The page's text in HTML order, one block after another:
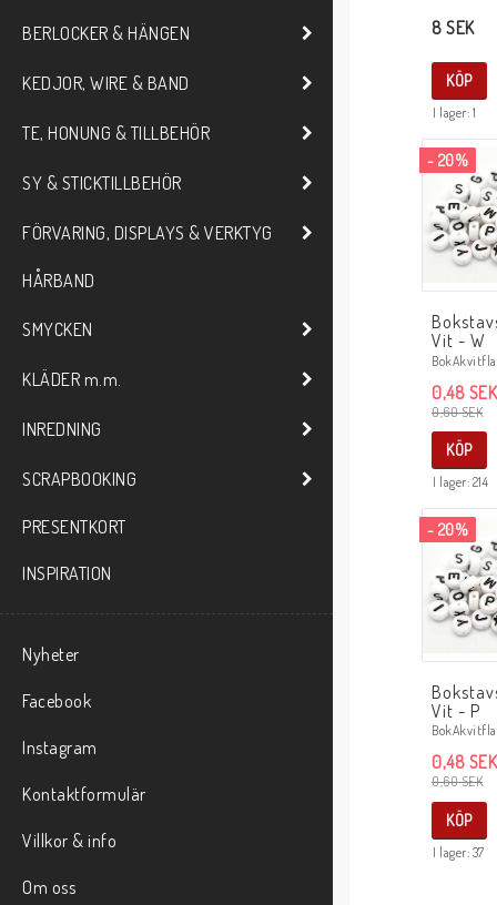
BERLOCKER & HÄNGEN
KEDJOR, WIRE & BAND
TE, HONUNG & TILLBEHÖR
SY & STICKTILLBEHÖR
FÖRVARING, DISPLAYS & VERKTYG
HÅRBAND
SMYCKEN
KLÄDER m.m.
INREDNING
SCRAPBOOKING
PRESENTKORT
INSPIRATION
Nyheter
Facebook
Instagram
Kontaktformulär
Villkor & info
Om oss
8 SEK
I lager: 1
KÖP
- 20%
Vit - W
0,60 SEK
0,48 SEK
I lager: 214
KÖP
- 20%
Vit - P
0,60 SEK
0,48 SEK
I lager: 37
KÖP